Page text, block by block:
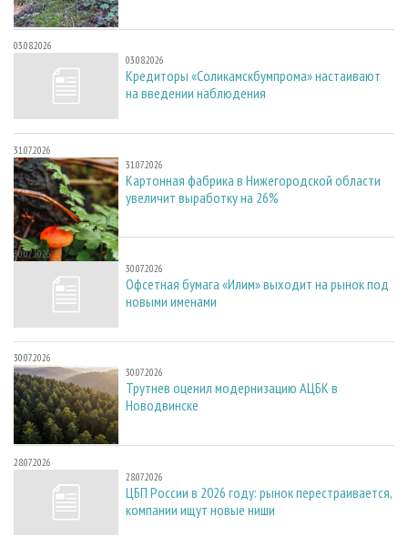
03.08.2026
03.08.2026
Кредиторы «Соликамскбумпрома» настаивают
на введении наблюдения
31.07.2026
31.07.2026
Картонная фабрика в Нижегородской области
увеличит выработку на 26%
30.07.2026
30.07.2026
Офсетная бумага «Илим» выходит на рынок под
новыми именами
30.07.2026
30.07.2026
Трутнев оценил модернизацию АЦБК в
Новодвинске
28.07.2026
28.07.2026
ЦБП России в 2026 году: рынок перестраивается,
компании ищут новые ниши